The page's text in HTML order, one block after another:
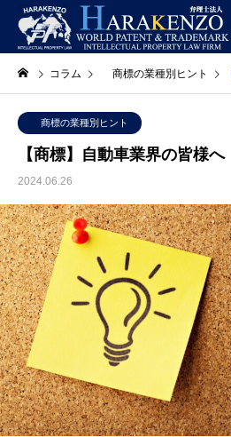
コラム 商標の業種別ヒント
商標の業種別ヒント
【商標】自動車業界の皆様へ
2024.06.26